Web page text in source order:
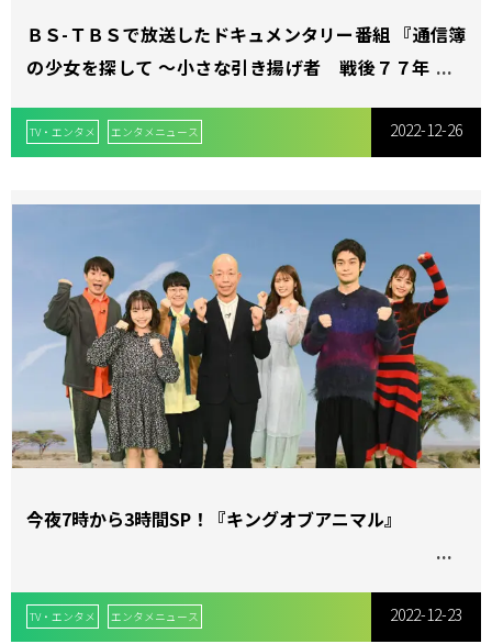
ＢＳ-ＴＢＳで放送したドキュメンタリー番組 『通信簿
の少女を探して ～小さな引き揚げ者 戦後７７年あな
ンタリー部門 優秀賞を受賞！
TV・エンタメ エンタメニュース 2022-12-26
今夜7時から3時間SP！『キングオブアニマル』
TV・エンタメ エンタメニュース 2022-12-23